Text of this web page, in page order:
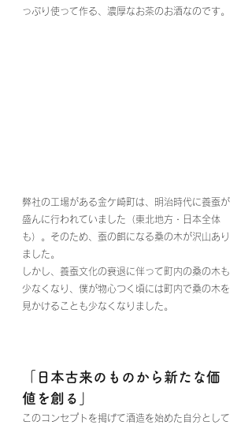
っぷり使って作る、濃厚なお茶のお酒なのです。
弊社の工場がある金ケ崎町は、明治時代に養蚕が
盛んに行われていました（東北地方・日本全体
も）。そのため、蚕の餌になる桑の木が沢山あり
ました。
しかし、養蚕文化の衰退に伴って町内の桑の木も
少なくなり、僕が物心つく頃には町内で桑の木を
見かけることも少なくなりました。
「日本古来のものから新たな価
値を創る」
このコンセプトを掲げて酒造を始めた自分として